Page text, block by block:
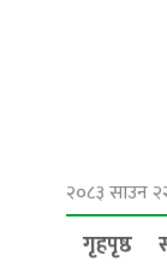
२०८३ साउन
गृहपृष्ठ